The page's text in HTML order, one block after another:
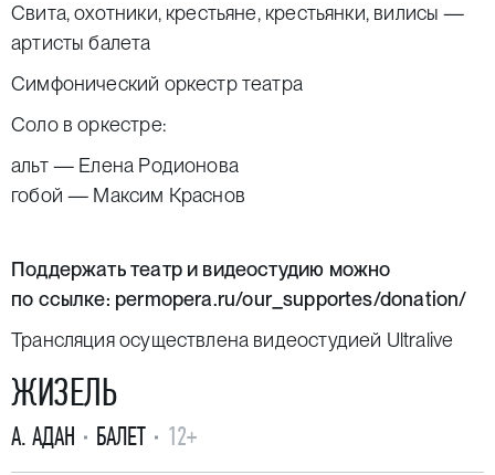
Свита, охотники, крестьяне, крестьянки, вилисы —
артисты балета
Симфонический оркестр театра
Соло в оркестре:
альт — Елена Родионова
гобой — Максим Краснов
Поддержать театр и видеостудию можно
по ссылке: permopera.ru/our_supportes/donation/
Трансляция осуществлена видеостудией Ultralive
ЖИЗЕЛЬ
А. АДАН БАЛЕТ 12+